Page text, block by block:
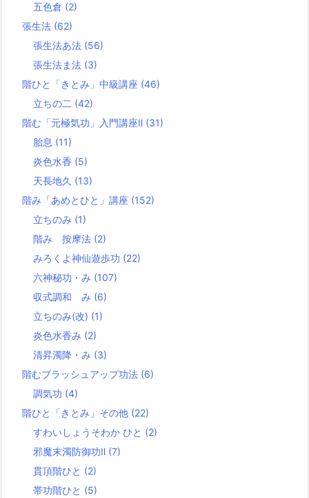
五色倉 (2)
張生法 (62)
張生法あ法 (56)
張生法ま法 (3)
階ひと「きとみ」中級講座 (46)
立ちの二 (42)
階む「元極気功」入門講座Ⅱ (31)
胎息 (11)
炎色水香 (5)
天長地久 (13)
階み「あめとひと」講座 (152)
立ちのみ (1)
階み 按摩法 (2)
みろくよ神仙遊歩功 (22)
六神秘功・み (107)
収式調和 み (6)
立ちのみ(改) (1)
炎色水香み (2)
清昇濁降・み (3)
階むブラッシュアップ功法 (6)
調気功 (4)
階ひと「きとみ」その他 (22)
すわいしょうそわか ひと (2)
邪魔末濁防御功Ⅱ (7)
貫頂階ひと (2)
帯功階ひと (5)